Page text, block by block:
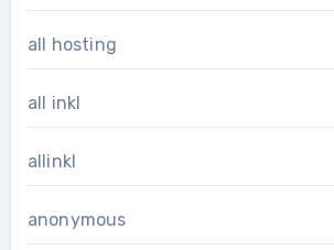
all hosting
all inkl
allinkl
anonymous